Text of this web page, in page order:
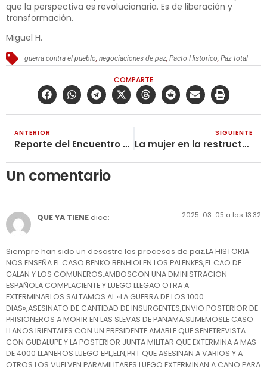
que la perspectiva es revolucionaria. Es de liberación y
transformación.
Miguel H.
guerra contra el pueblo,negociaciones de paz,Pacto Historico,Paz total
COMPARTE
ANTERIOR
Reporte del Encuentro Antiguerra y Antiimperialista de Atenas
SIGUIENTE
La mujer en la restructuración del movimiento sindical
Un comentario
QUE YA TIENE dice: 2025-03-05 a las 13:32
Siempre han sido un desastre los procesos de paz.LA HISTORIA
NOS ENSEÑA EL CASO BENKO BENHIOI EN LOS PALENKES,EL CAO DE
GALAN Y LOS COMUNEROS.AMBOSCON UNA DMINISTRACION
ESPAÑOLA COMPLACIENTE Y LUEGO LLEGAO OTRA A
EXTERMINARLOS.SALTAMOS AL «LA GUERRA DE LOS 1000
DIAS»,ASESINATO DE CANTIDAD DE INSURGENTES,ENVIO POSTERIOR DE
PRISIONEROS A MORIR EN LAS SLEVAS DE PANAMA.SUMEMOSLE CASO
LLANOS IRIENTALES CON UN PRESIDENTE AMABLE QUE SENETREVISTA
CON GUDALUPE Y LA POSTERIOR JUNTA MILITAR QUE EXTERMINA A MAS
DE 4000 LLANEROS.LUEGO EPL,ELN,PRT QUE ASESINAN A VARIOS Y A
OTROS LOS VUELVEN PARAMILITARES.LUEGO EXTERMINAN A CANO PARA